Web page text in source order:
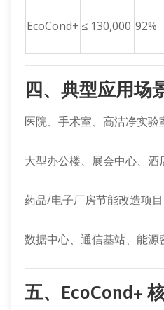
EcoCond+ ≤ 130,000 92%
四、典型应用场
医院、手术室、高洁净实验
大型办公楼、展会中心、酒
药品/电子厂房节能改造项目
数据中心、通信基站、能源
五、EcoCond+